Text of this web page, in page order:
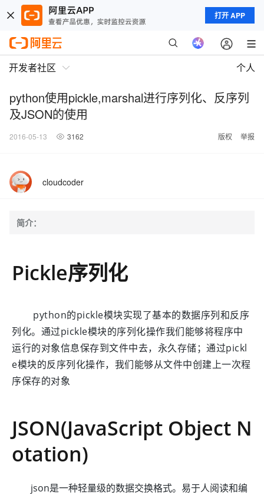
打开 APP
开发者社区 个人
python使用pickle,marshal进行序列化、反序列
及JSON的使用
2016-05-13 3162 版权 举报
cloudcoder
简介：
Pickle序列化
python的pickle模块实现了基本的数据序列和反序
列化。通过pickle模块的序列化操作我们能够将程序中
运行的对象信息保存到文件中去，永久存储；通过pickl
e模块的反序列化操作，我们能够从文件中创建上一次程
序保存的对象
JSON(JavaScript Object N
otation)
json是一种轻量级的数据交换格式。易于人阅读和编